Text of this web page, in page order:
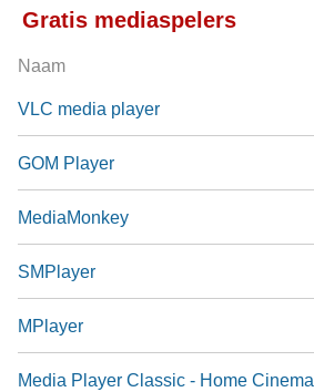
Gratis mediaspelers
Naam
VLC media player
GOM Player
MediaMonkey
SMPlayer
MPlayer
Media Player Classic - Home Cinema